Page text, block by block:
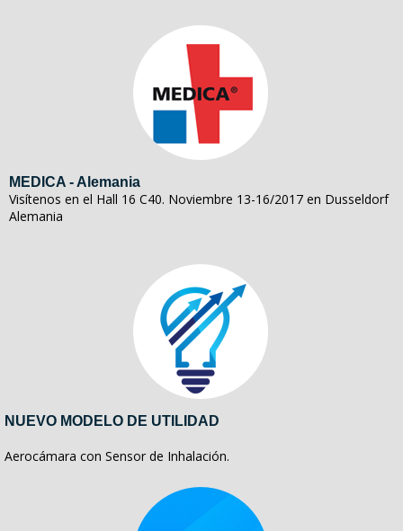
MEDICA - Alemania
Visítenos en el Hall 16 C40. Noviembre 13-16/2017 en Dusseldorf
Alemania
NUEVO MODELO DE UTILIDAD
Aerocámara con Sensor de Inhalación.